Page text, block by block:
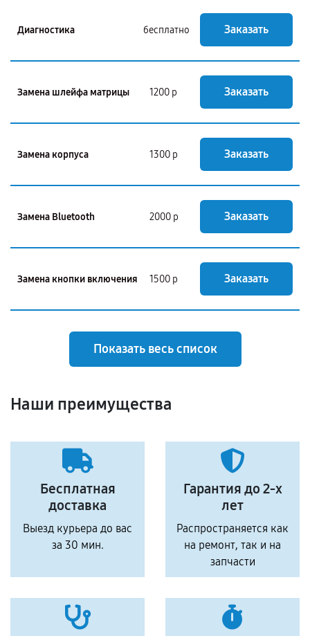
Диагностика бесплатно Заказать
Замена шлейфа матрицы 1200 р Заказать
Замена корпуса 1300 р Заказать
Замена Bluetooth 2000 р Заказать
Замена кнопки включения 1500 р Заказать
Показать весь список
Наши преимущества
Бесплатная
доставка
Выезд курьера до вас
за 30 мин.
Гарантия до 2-х
лет
Распространяется как
на ремонт, так и на
запчасти